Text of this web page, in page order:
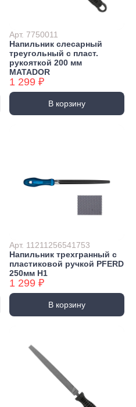
Арт. 7750011
Напильник слесарный
треугольный с пласт.
рукояткой 200 мм
MATADOR
1 299 ₽
В корзину
Арт. 11211256541753
Напильник трехгранный с
пластиковой ручкой PFERD
250мм H1
1 299 ₽
В корзину